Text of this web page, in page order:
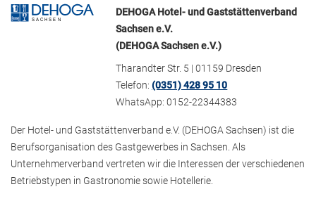
DEHOGA Hotel- und Gaststättenverband
Sachsen e.V.
(DEHOGA Sachsen e.V.)
Tharandter Str. 5 | 01159 Dresden
Telefon:(0351) 428 95 10
WhatsApp: 0152-22344383
Der Hotel- und Gaststättenverband e.V. (DEHOGA Sachsen) ist die
Berufsorganisation des Gastgewerbes in Sachsen. Als
Unternehmerverband vertreten wir die Interessen der verschiedenen
Betriebstypen in Gastronomie sowie Hotellerie.